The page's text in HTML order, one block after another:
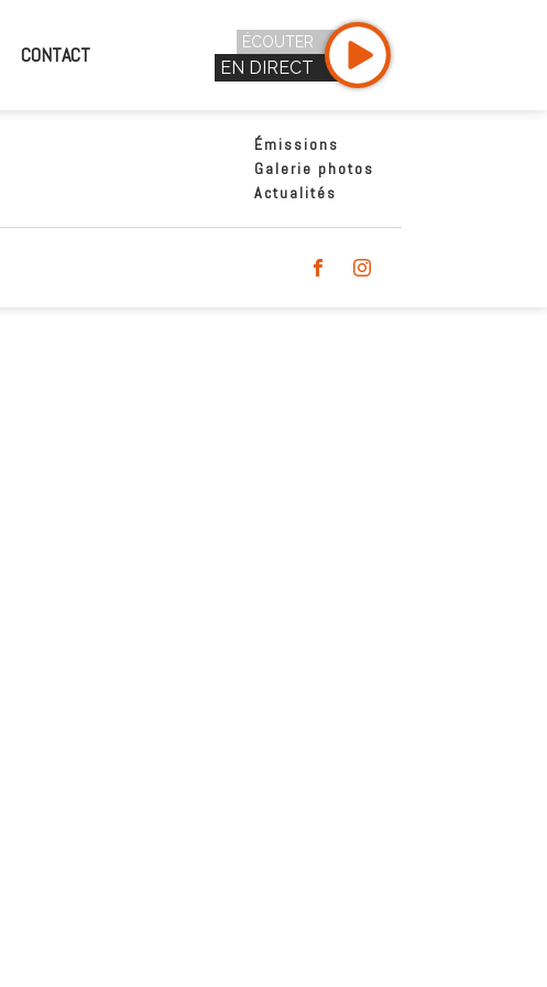
CONTACT
ÉCOUTER
EN DIRECT
Émissions
Galerie photos
Actualités